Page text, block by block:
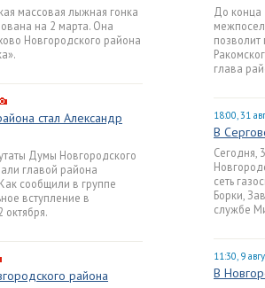
массовая лыжная гонка
на 2 марта. Она
Новгородского района
стал Александр
Думы Новгородского
главой района
сообщили в группе
вступление в
октября.
района
До конца
глава
18:00, 31
В
Сегодня,
сеть
Борки,
службе
11:30, 9
В